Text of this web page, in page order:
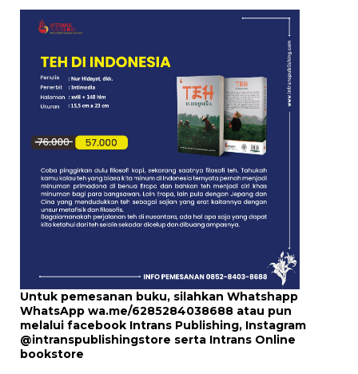
Untuk pemesanan buku, silahkan Whatshapp
WhatsApp wa.me/6285284038688 atau pun
melalui facebook Intrans Publishing, Instagram
@intranspublishingstore serta Intrans Online
bookstore